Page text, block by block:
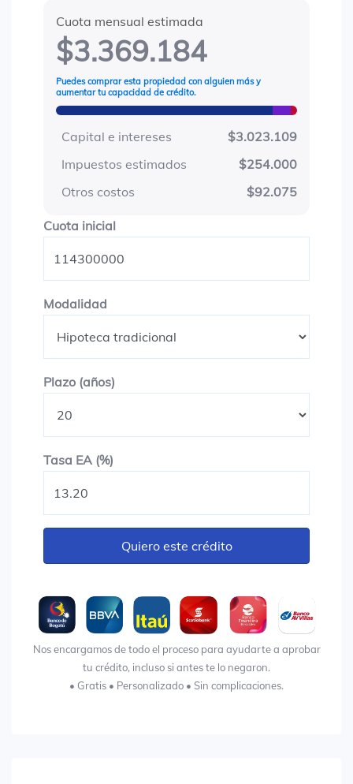
Cuota mensual estimada
$3.369.184
Puedes comprar esta propiedad con alguien más y
aumentar tu capacidad de crédito.
Capital e intereses
$3.023.109
Impuestos estimados
$254.000
Otros costos
$92.075
Cuota inicialCuota inicial
Modalidad
Plazo (años)
Tasa EA (%)
Quiero este crédito
Nos encargamos de todo el proceso para ayudarte a aprobar
tu crédito, incluso si antes te lo negaron.
• Gratis • Personalizado • Sin complicaciones.